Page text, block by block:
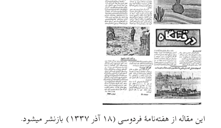
اين مقاله از هفته‌نامهٔ فردوسی (۱۸ آذر ۱۳۳۷) بازنشر ميشود.